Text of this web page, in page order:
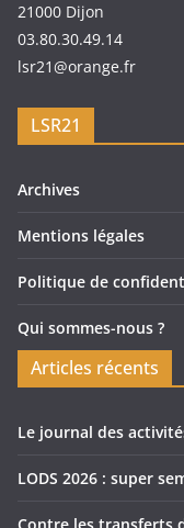
21000 Dijon
03.80.30.49.14
lsr21@orange.fr
LSR21
Archives
Mentions légales
Politique de
Qui sommes-nous ?
Articles récents
Le journal des
LODS 2026 : super